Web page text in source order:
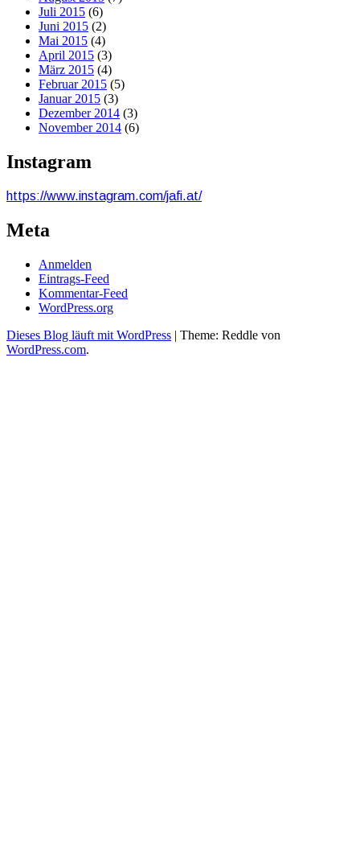
Juli 2015 (6)
Juni 2015 (2)
Mai 2015 (4)
April 2015 (3)
März 2015 (4)
Februar 2015 (5)
Januar 2015 (3)
Dezember 2014 (3)
November 2014 (6)
Instagram
https://www.instagram.com/jafi.at/
Meta
Anmelden
Eintrags-Feed
Kommentar-Feed
WordPress.org
Dieses Blog läuft mit WordPress | Theme: Reddle von
WordPress.com.